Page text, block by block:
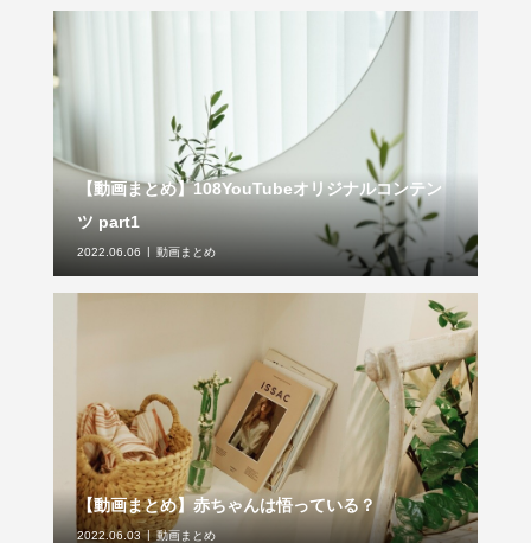
【動画まとめ】108YouTubeオリジナルコンテン
ツ part1
2022.06.06 動画まとめ
【動画まとめ】赤ちゃんは悟っている？
2022.06.03 動画まとめ